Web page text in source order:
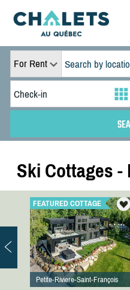
For Rent
Ski Cottages -
FEATURED COTTAGE
Petite-Riviere-Saint-François